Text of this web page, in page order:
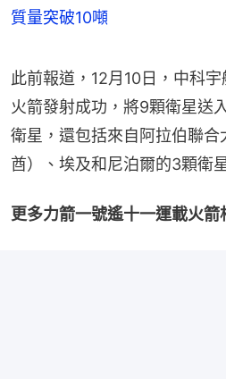
質量突破10噸
此前報道，12月10日，中科
火箭發射成功，將9顆衛星送
衛星，還包括來自阿拉伯聯合
酋）、埃及和尼泊爾的3顆衛
更多力箭一號遙十一運載火箭